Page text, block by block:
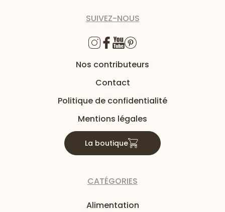
SUIVEZ-NOUS
Nos contributeurs
Contact
Politique de confidentialité
Mentions légales
La boutique
CATÉGORIES
Alimentation